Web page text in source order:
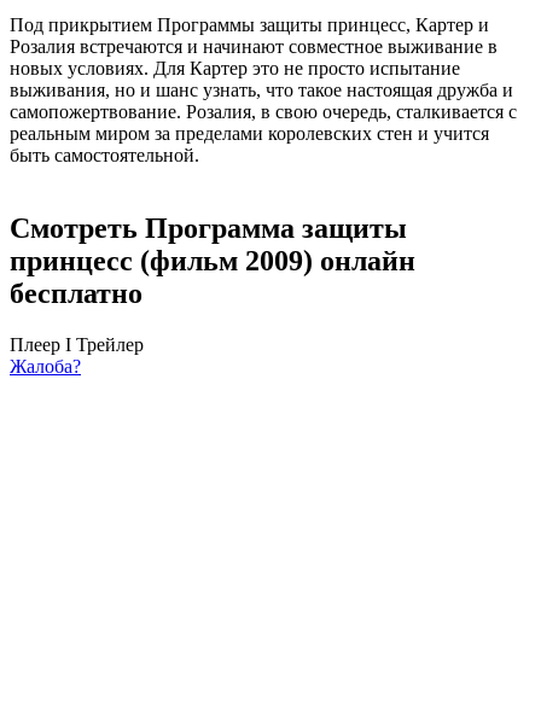
Под прикрытием Программы защиты принцесс, Картер и
Розалия встречаются и начинают совместное выживание в
новых условиях. Для Картер это не просто испытание
выживания, но и шанс узнать, что такое настоящая дружба и
самопожертвование. Розалия, в свою очередь, сталкивается с
реальным миром за пределами королевских стен и учится
быть самостоятельной.
Смотреть Программа защиты
принцесс (фильм 2009) онлайн
бесплатно
Плеер I Трейлер
Жалоба?